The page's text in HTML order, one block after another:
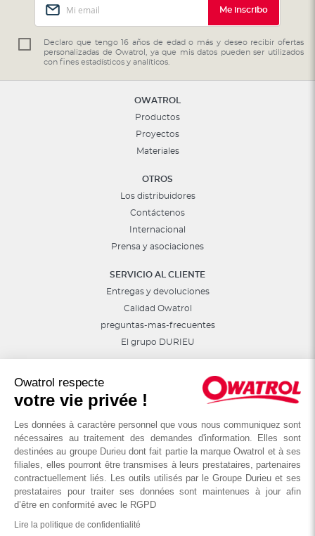
Owatrol respecte
votre vie privée !
Les données à caractère personnel que vous nous communiquez sont
nécessaires au traitement des demandes d'information. Elles sont
destinées au groupe Durieu dont fait partie la marque Owatrol et à ses
filiales, elles pourront être transmises à leurs prestataires, partenaires
contractuellement liés. Les outils utilisés par le Groupe Durieu et ses
prestataires pour traiter ses données sont maintenues à jour afin
d’être en conformité avec le RGPD
Lire la politique de confidentialité
nuestro
boletín
de
Me inscribo
Declaro que tengo 16 años de edad o más y deseo recibir ofertas
personalizadas de Owatrol, ya que mis datos pueden ser utilizados
con fines estadísticos y analíticos.
OWATROL
Productos
Proyectos
Materiales
OTROS
Los distribuidores
Contáctenos
Internacional
Prensa y asociaciones
SERVICIO AL CLIENTE
Entregas y devoluciones
Calidad Owatrol
preguntas-mas-frecuentes
El grupo DURIEU
Síguenos en las redes sociales
Consejos, sorteos, promociones...
© OWATROL - Groupe DURIEU